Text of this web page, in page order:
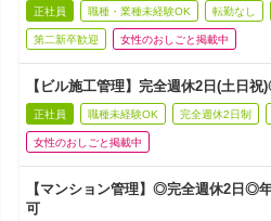
正社員 職種・業種未経験OK 転勤なし
第二新卒歓迎 女性のおしごと掲載中
【ビル施工管理】完全週休2日(土日
正社員 職種未経験OK 完全週休2日制
女性のおしごと掲載中
【マンション管理】◎完全週休2日◎
可